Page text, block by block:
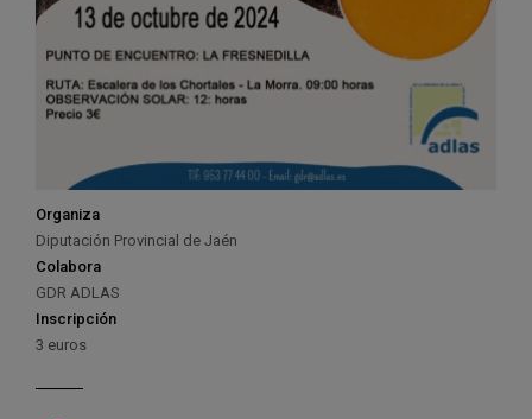
Organiza
Diputación Provincial de Jaén
Colabora
GDR ADLAS
Inscripción
3 euros